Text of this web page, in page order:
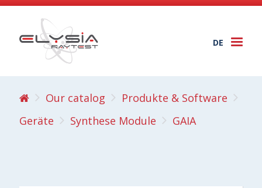
DE
Our catalog
Produkte & Software
Geräte
Synthese Module GAIA